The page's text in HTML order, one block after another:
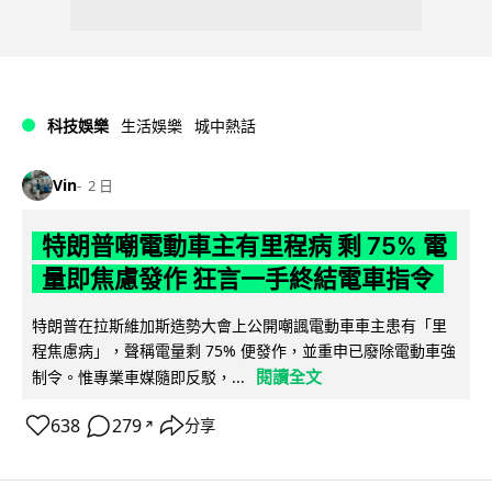
科技娛樂 生活娛樂 城中熱話
Vin 2 日
特朗普嘲電動車主有里程病 剩 75% 電
量即焦慮發作 狂言一手終結電車指令
特朗普在拉斯維加斯造勢大會上公開嘲諷電動車車主患有「里
程焦慮病」，聲稱電量剩 75% 便發作，並重申已廢除電動車強
制令。惟專業車媒隨即反駁，...
閱讀全文
638 279 ↗ 分享